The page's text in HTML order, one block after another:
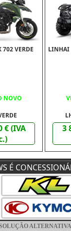
702 VERDE
NOVO
€ (IVA
LINHAI
3
BENELLI TRK 702 X
É
ALTERNATIVA